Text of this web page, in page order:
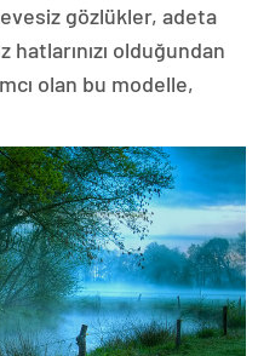
gözlükler, adeta
olduğundan
olan bu modelle,